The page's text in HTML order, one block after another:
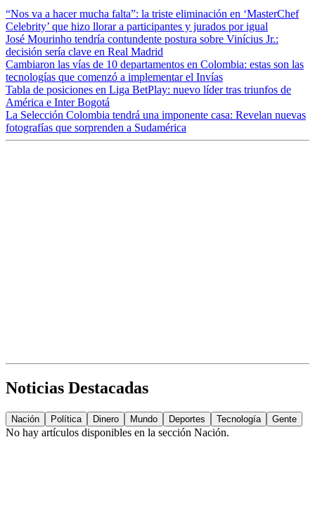
“Nos va a hacer mucha falta”: la triste eliminación en ‘MasterChef
Celebrity’ que hizo llorar a participantes y jurados por igual
José Mourinho tendría contundente postura sobre Vinícius Jr.:
decisión sería clave en Real Madrid
Cambiaron las vías de 10 departamentos en Colombia: estas son las
tecnologías que comenzó a implementar el Invías
Tabla de posiciones en Liga BetPlay: nuevo líder tras triunfos de
América e Inter Bogotá
La Selección Colombia tendrá una imponente casa: Revelan nuevas
fotografías que sorprenden a Sudamérica
Noticias Destacadas
Nación Política Dinero Mundo Deportes Tecnología Gente
No hay artículos disponibles en la sección Nación.